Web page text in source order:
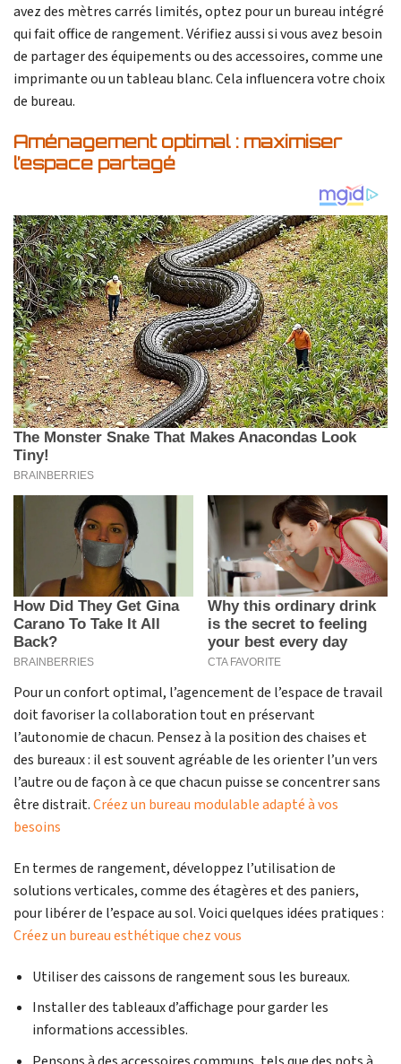
avez des mètres carrés limités, optez pour un bureau intégré
qui fait office de rangement. Vérifiez aussi si vous avez besoin
de partager des équipements ou des accessoires, comme une
imprimante ou un tableau blanc. Cela influencera votre choix
de bureau.
Aménagement optimal : maximiser
l’espace partagé
Pour un confort optimal, l’agencement de l’espace de travail
doit favoriser la collaboration tout en préservant
l’autonomie de chacun. Pensez à la position des chaises et
des bureaux : il est souvent agréable de les orienter l’un vers
l’autre ou de façon à ce que chacun puisse se concentrer sans
être distrait.Créez un bureau modulable adapté à vos
besoins
En termes de rangement, développez l’utilisation de
solutions verticales, comme des étagères et des paniers,
pour libérer de l’espace au sol. Voici quelques idées pratiques :
Créez un bureau esthétique chez vous
Utiliser des caissons de rangement sous les bureaux.
Installer des tableaux d’affichage pour garder les
informations accessibles.